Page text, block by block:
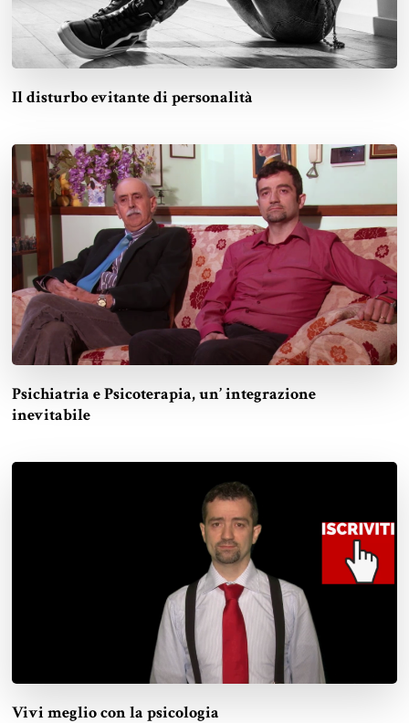
Il disturbo evitante di personalità
Psichiatria e Psicoterapia, un’ integrazione
inevitabile
Vivi meglio con la psicologia